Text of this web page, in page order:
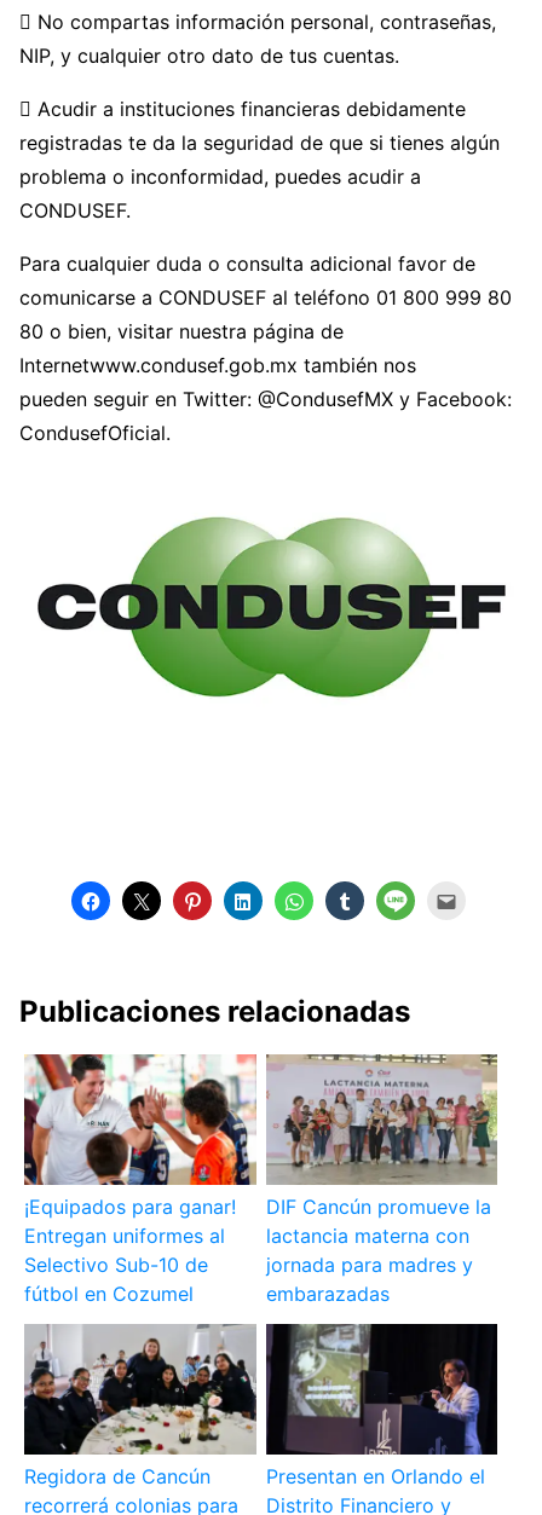
 No compartas información personal, contraseñas,
NIP, y cualquier otro dato de tus cuentas.
 Acudir a instituciones financieras debidamente
registradas te da la seguridad de que si tienes algún
problema o inconformidad, puedes acudir a
CONDUSEF.
Para cualquier duda o consulta adicional favor de
comunicarse a CONDUSEF al teléfono 01 800 999 80
80 o bien, visitar nuestra página de
Internetwww.condusef.gob.mx también nos
pueden seguir en Twitter: @CondusefMX y Facebook:
CondusefOficial.
Publicaciones relacionadas
¡Equipados para ganar!
Entregan uniformes al
Selectivo Sub-10 de
fútbol en Cozumel
DIF Cancún promueve la
lactancia materna con
jornada para madres y
embarazadas
Regidora de Cancún
recorrerá colonias para
Presentan en Orlando el
Distrito Financiero y